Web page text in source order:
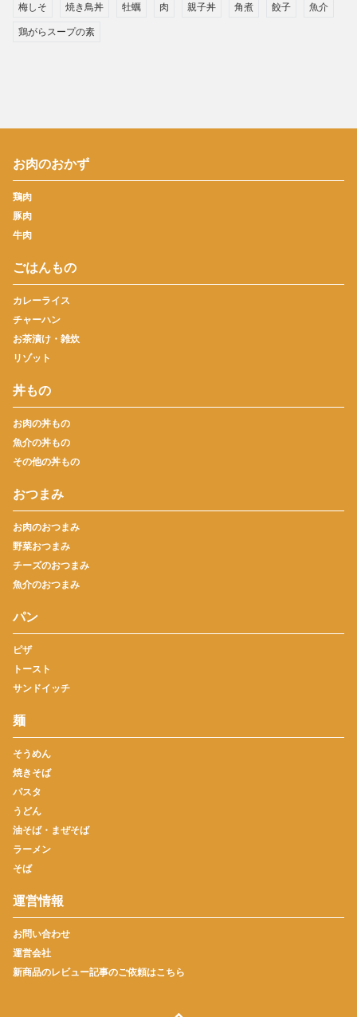
梅しそ 焼き鳥丼 牡蠣 肉 親子丼 角煮 餃子 魚介
鶏がらスープの素
お肉のおかず
鶏肉
豚肉
牛肉
ごはんもの
カレーライス
チャーハン
お茶漬け・雑炊
リゾット
丼もの
お肉の丼もの
魚介の丼もの
その他の丼もの
おつまみ
お肉のおつまみ
野菜おつまみ
チーズのおつまみ
魚介のおつまみ
パン
ピザ
トースト
サンドイッチ
麺
そうめん
焼きそば
パスタ
うどん
油そば・まぜそば
ラーメン
そば
運営情報
お問い合わせ
運営会社
新商品のレビュー記事のご依頼はこちら